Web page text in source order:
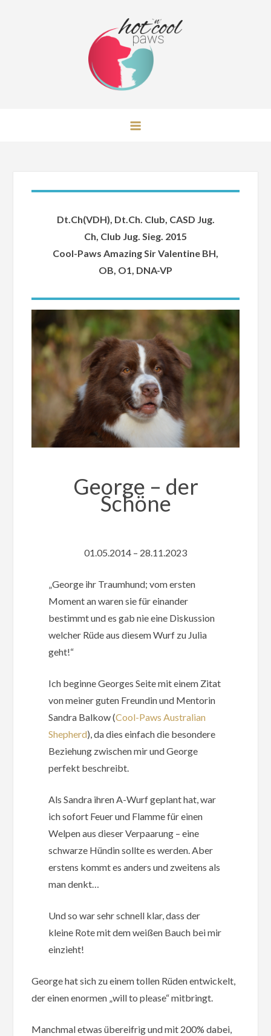
Dt.Ch(VDH), Dt.Ch. Club, CASD Jug.
Ch, Club Jug. Sieg. 2015
Cool-Paws Amazing Sir Valentine BH,
OB, O1, DNA-VP
George – der
Schöne
01.05.2014 – 28.11.2023
„George ihr Traumhund; vom ersten
Moment an waren sie für einander
bestimmt und es gab nie eine Diskussion
welcher Rüde aus diesem Wurf zu Julia
geht!“
Ich beginne Georges Seite mit einem Zitat
von meiner guten Freundin und Mentorin
Sandra Balkow (Cool-Paws Australian
Shepherd), da dies einfach die besondere
Beziehung zwischen mir und George
perfekt beschreibt.
Als Sandra ihren A-Wurf geplant hat, war
ich sofort Feuer und Flamme für einen
Welpen aus dieser Verpaarung – eine
schwarze Hündin sollte es werden. Aber
erstens kommt es anders und zweitens als
man denkt…
Und so war sehr schnell klar, dass der
kleine Rote mit dem weißen Bauch bei mir
einzieht!
George hat sich zu einem tollen Rüden entwickelt,
der einen enormen „will to please“ mitbringt.
Manchmal etwas übereifrig und mit 200% dabei,